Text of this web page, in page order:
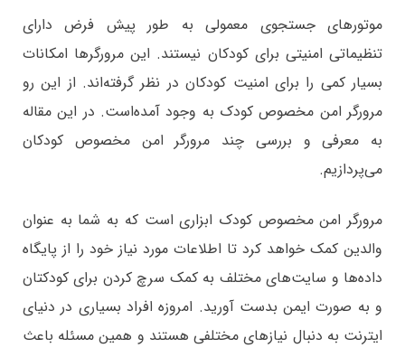
موتورهای جستجوی معمولی به طور پیش فرض دارای
تنظیماتی امنیتی برای کودکان نیستند. این مرورگرها امکانات
بسیار کمی را برای امنیت کودکان در نظر گرفته‌اند. از این رو
مرورگر امن مخصوص کودک به وجود آمده‌است. در این مقاله
به معرفی و بررسی چند مرورگر امن مخصوص کودکان
می‌پردازیم.
مرورگر امن مخصوص کودک ابزاری است که به شما به عنوان
والدین کمک خواهد کرد تا اطلاعات مورد نیاز خود را از پایگاه
داده‌ها و سایت‌های مختلف به کمک سرچ کردن برای کودکتان
و به صورت ایمن بدست آورید. امروزه افراد بسیاری در دنیای
ایترنت به دنبال نیازهای مختلفی هستند و همین مسئله باعث